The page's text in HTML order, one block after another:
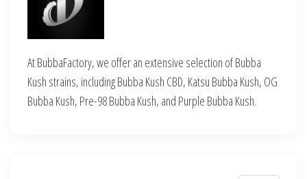
At BubbaFactory, we offer an extensive selection of Bubba
Kush strains, including Bubba Kush CBD, Katsu Bubba Kush, OG
Bubba Kush, Pre-98 Bubba Kush, and Purple Bubba Kush.